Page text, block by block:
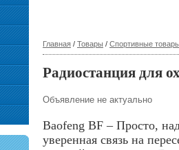
Главная / Товары / Спортивные
Радиостанция для
Объявление не актуально
Baofeng BF – Просто,
уверенная связь на